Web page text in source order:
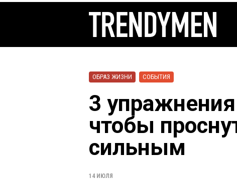
ОБРАЗ ЖИЗНИ СОБЫТИЯ
3
чтобы
сильным
14 ИЮЛЯ